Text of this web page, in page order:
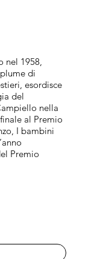
nel 1958,
di
esordisce
del
nella
al Premio
I bambini
Premio